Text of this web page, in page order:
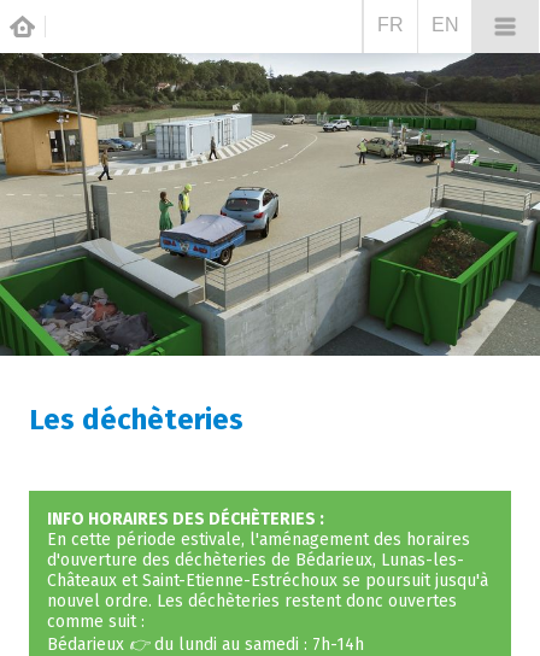
Les déchèteries
INFO HORAIRES DES DÉCHÈTERIES :
En cette période estivale, l'aménagement des horaires
d'ouverture des déchèteries de Bédarieux, Lunas-les-
Châteaux et Saint-Etienne-Estréchoux se poursuit jusqu'à
nouvel ordre. Les déchèteries restent donc ouvertes
comme suit :
Bédarieux 👉du lundi au samedi : 7h-14h
FR EN